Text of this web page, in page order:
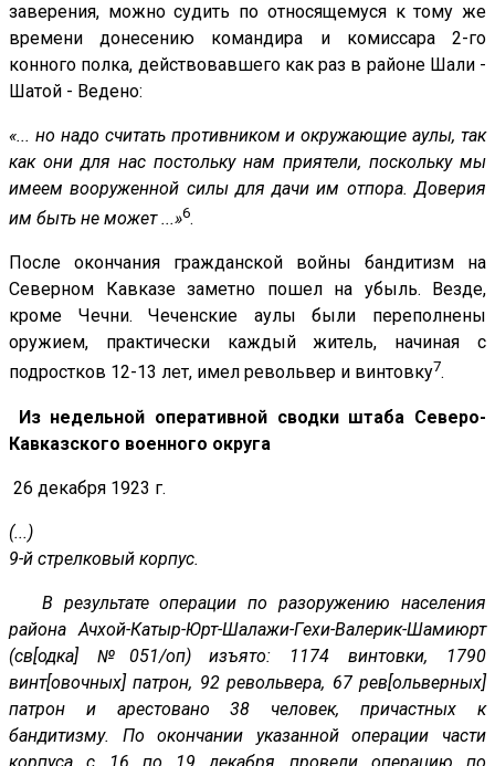
заверения, можно судить по относящемуся к тому же
времени донесению командира и комиссара 2-го
конного полка, действовавшего как раз в районе Шали -
Шатой - Ведено:
«... но надо считать противником и окружающие аулы, так
как они для нас постольку нам приятели, поскольку мы
имеем вооруженной силы для дачи им отпора. Доверия
им быть не может ...»6.
После окончания гражданской войны бандитизм на
Северном Кавказе заметно пошел на убыль. Везде,
кроме Чечни. Чеченские аулы были переполнены
оружием, практически каждый житель, начиная с
подростков 12-13 лет, имел револьвер и винтовку7.
Из недельной оперативной сводки штаба Северо-
Кавказского военного округа
26 декабря 1923 г.
(...)
9-й стрелковый корпус.
В результате операции по разоружению населения
района Ачхой-Катыр-Юрт-Шалажи-Гехи-Валерик-Шамиюрт
(св[одка] №051/оп) изъято: 1174 винтовки, 1790
винт[овочных] патрон, 92 револьвера, 67 рев[ольверных]
патрон и арестовано 38 человек, причастных к
бандитизму. По окончании указанной операции части